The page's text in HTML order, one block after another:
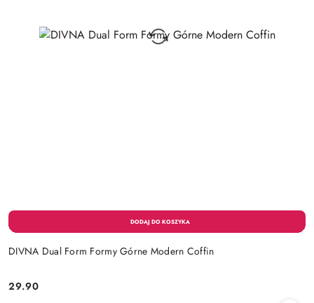
DIVNA Dual Form Formy Górne Modern Coffin
Cena:
29.90